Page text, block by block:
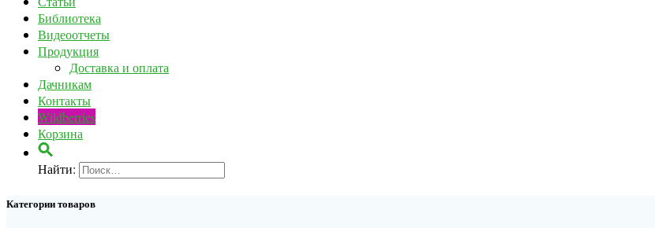
Библиотека
Видеоотчеты
Продукция
Доставка и оплата
Дачникам
Контакты
Wildberries
Корзина
Найти:
Категории товаров